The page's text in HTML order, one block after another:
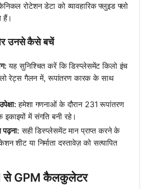
रोटेशन डेटा को व्यावहारिक फ्लुइड फ्लो
हैं।
उनसे कैसे बचें
यह सुनिश्चित करें कि डिस्प्लेसमेंट किलो इंच
रेट्स गैलन में, रूपांतरण कारक के साथ
हमेशा गणनाओं के दौरान 231 रूपांतरण
में संगति बनी रहे।
सही डिस्प्लेसमेंट मान प्राप्त करने के
शीट या निर्माता दस्तावेज़ को सत्यापित
से GPM कैलकुलेटर